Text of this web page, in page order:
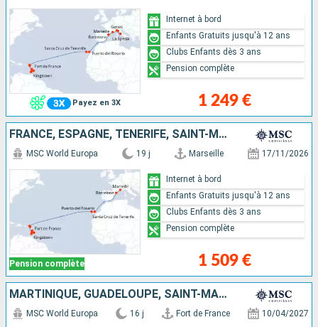
Payez en 3X 1 249 €
Internet à bord
Enfants Gratuits jusqu'à 12 ans
Clubs Enfants dès 3 ans
Pension complète
FRANCE, ESPAGNE, TENERIFE, SAINT-MARTIN, SAINT-CHRISTOPHE-ET-NIÉVÈS, SAINT VINCENT-ET-LES-GRENADINES, BARBADE, GRENADE, MARTINIQUE
Pension complète
MSC World Europa 19 j Marseille 17/11/2026
1 509 €
Internet à bord
Enfants Gratuits jusqu'à 12 ans
Clubs Enfants dès 3 ans
Pension complète
MARTINIQUE, GUADELOUPE, SAINT-MARTIN, TORTOLA, ANTIGUA-ET-BARBUDA, TENERIFE, ESPAGNE, FRANCE
MSC World Europa 16 j Fort de France 10/04/2027